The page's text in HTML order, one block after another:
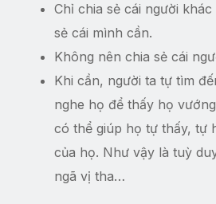
Chỉ chia sẻ cái người
sẻ cái mình cần.
Không nên chia sẻ cái
Khi cần, người ta tự tìm
nghe họ để thấy họ
có thể giúp họ tự thấy, tự
của họ. Như vậy là tuỳ
ngã vị tha…